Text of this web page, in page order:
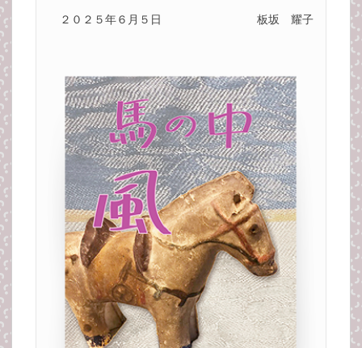
２０２５年６月５日 板坂 耀子